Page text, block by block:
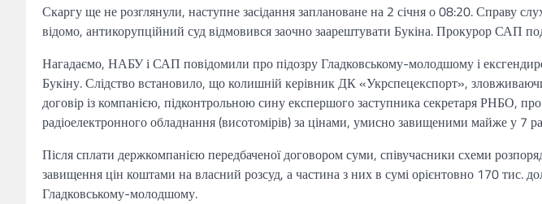
Скаргу ще не розглянули, наступне засідання заплановане на 2 січня о 08:20. Справу
відомо, антикорупційний суд відмовився заочно заарештувати Букіна. Прокурор САП
Нагадаємо, НАБУ і САП повідомили про підозру Гладковському-молодшому і
Букіну. Слідство встановило, що колишній керівник ДК «Укрспецекспорт»,
договір із компанією, підконтрольною сину експершого заступника секретаря РНБО,
радіоелектронного обладнання (висотомірів) за цінами, умисно завищеними майже у 7
Після сплати держкомпанією передбаченої договором суми, співучасники схеми
завищення цін коштами на власний розсуд, а частина з них в сумі орієнтовно 170 тис.
Гладковському-молодшому.